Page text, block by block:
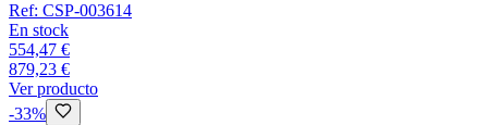
Ref: CSP-003614
En stock
554,47 €
879,23 €
Ver producto
-33%